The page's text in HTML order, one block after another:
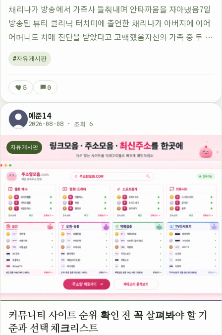
채리나가 방송에서 가족사 들춰내며 안타까움을 자아냈음7일
방송된 뷰티 클리닉 터치미에 출연한 채리나가 아버지에 이어
어머니도 치매 진단을 받았다고 고백했음자신의 가족 중 두 명
이 치매를 앓고 있다고 밝힌 거임그냥 평범하게 말하는 듯했지
만 뒤에 들으면서 더 충격적인 내용…
#자유게시판
5 0
예준14
2026-08-08 · 조회 6
자유게시판
커뮤니티 사이트 순위 확인 전 꼭 살펴봐야 할 기
준과 선택 체크리스트